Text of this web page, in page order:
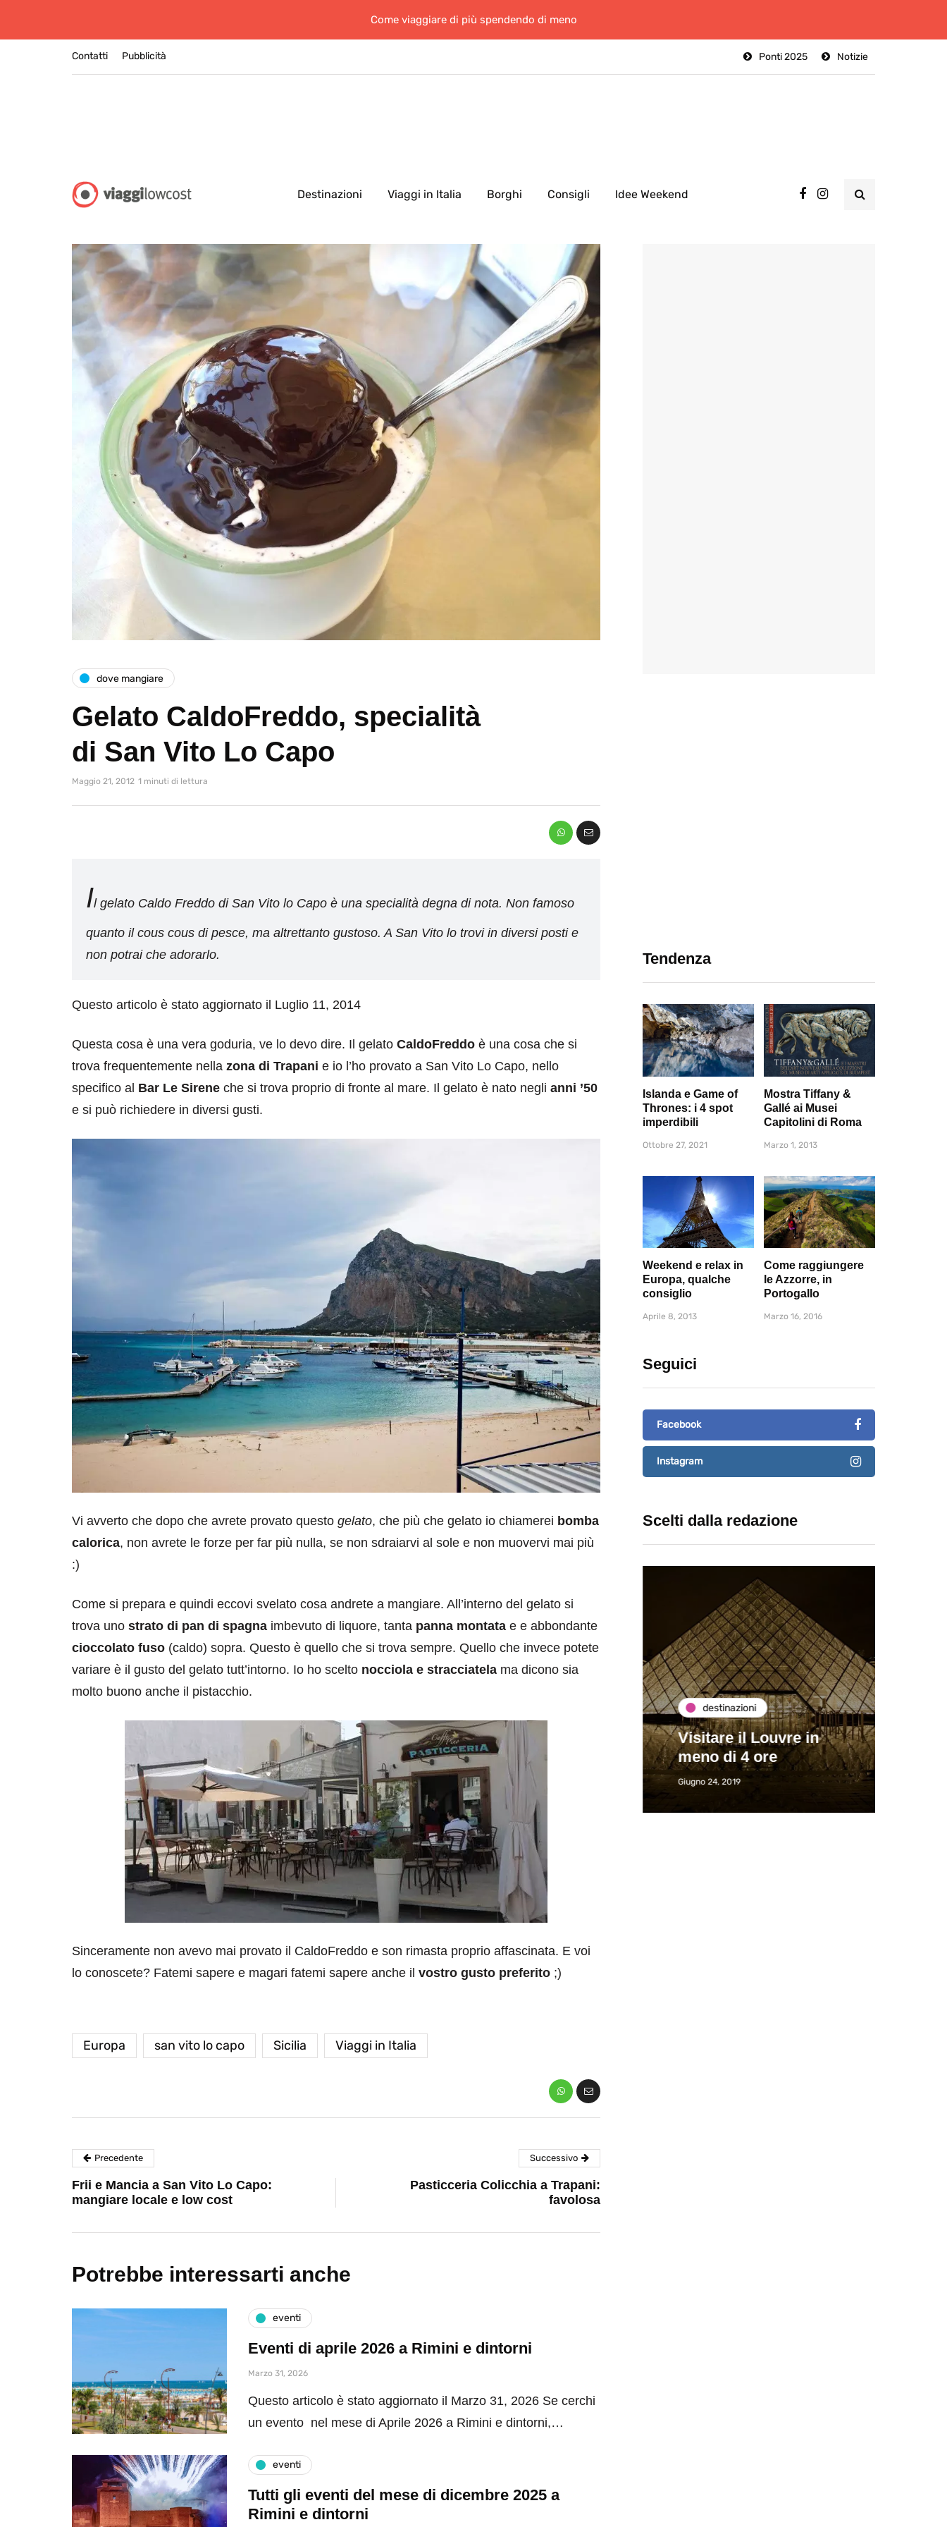
Come viaggiare di più spendendo di meno
Contatti Notizie
Ponti 2025
Pubblicità
Destinazioni Viaggi in Italia Borghi Consigli Idee Weekend
dove mangiare
Gelato CaldoFreddo, specialità
di San Vito Lo Capo
Maggio 21, 2012 1 minuti di lettura
Il gelato Caldo Freddo di San Vito lo Capo è una specialità degna di nota. Non famoso
quanto il cous cous di pesce, ma altrettanto gustoso. A San Vito lo trovi in diversi posti e
non potrai che adorarlo.
Questo articolo è stato aggiornato il Luglio 11, 2014
Questa cosa è una vera goduria, ve lo devo dire. Il gelato CaldoFreddo è una cosa che si
trova frequentemente nella zona di Trapani e io l’ho provato a San Vito Lo Capo, nello
specifico al Bar Le Sirene che si trova proprio di fronte al mare. Il gelato è nato negli anni ’50
e si può richiedere in diversi gusti.
Vi avverto che dopo che avrete provato questo gelato, che più che gelato io chiamerei bomba
calorica, non avrete le forze per far più nulla, se non sdraiarvi al sole e non muovervi mai più
:)
Come si prepara e quindi eccovi svelato cosa andrete a mangiare. All’interno del gelato si
trova uno strato di pan di spagna imbevuto di liquore, tanta panna montata e e abbondante
cioccolato fuso (caldo) sopra. Questo è quello che si trova sempre. Quello che invece potete
variare è il gusto del gelato tutt’intorno. Io ho scelto nocciola e stracciatela ma dicono sia
molto buono anche il pistacchio.
Sinceramente non avevo mai provato il CaldoFreddo e son rimasta proprio affascinata. E voi
lo conoscete? Fatemi sapere e magari fatemi sapere anche il vostro gusto preferito ;)
Europa san vito lo capo Sicilia Viaggi in Italia
Tendenza
Islanda e Game of
Thrones: i 4 spot
imperdibili
Ottobre 27, 2021
Mostra Tiffany &
Gallé ai Musei
Capitolini di Roma
Marzo 1, 2013
Weekend e relax in
Europa, qualche
consiglio
Aprile 8, 2013
Come raggiungere
le Azzorre, in
Portogallo
Marzo 16, 2016
Seguici
Facebook
Instagram
Scelti dalla redazione
Paros e la Grecia di
Immaturi il Viaggio
Giugno 26, 2013
Eventi di aprile 2026 a
Rimini e dintorni
Marzo 31, 2026
destinazioni
Visitare il Louvre in
meno di 4 ore
Giugno 24, 2019
Precedente
Frii e Mancia a San Vito Lo Capo:
mangiare locale e low cost
Successivo
Pasticceria Colicchia a Trapani:
favolosa
Potrebbe interessarti anche
eventi
Eventi di aprile 2026 a Rimini e dintorni
Marzo 31, 2026
Questo articolo è stato aggiornato il Marzo 31, 2026 Se cerchi
un evento nel mese di Aprile 2026 a Rimini e dintorni,…
eventi
Tutti gli eventi del mese di dicembre 2025 a
Rimini e dintorni